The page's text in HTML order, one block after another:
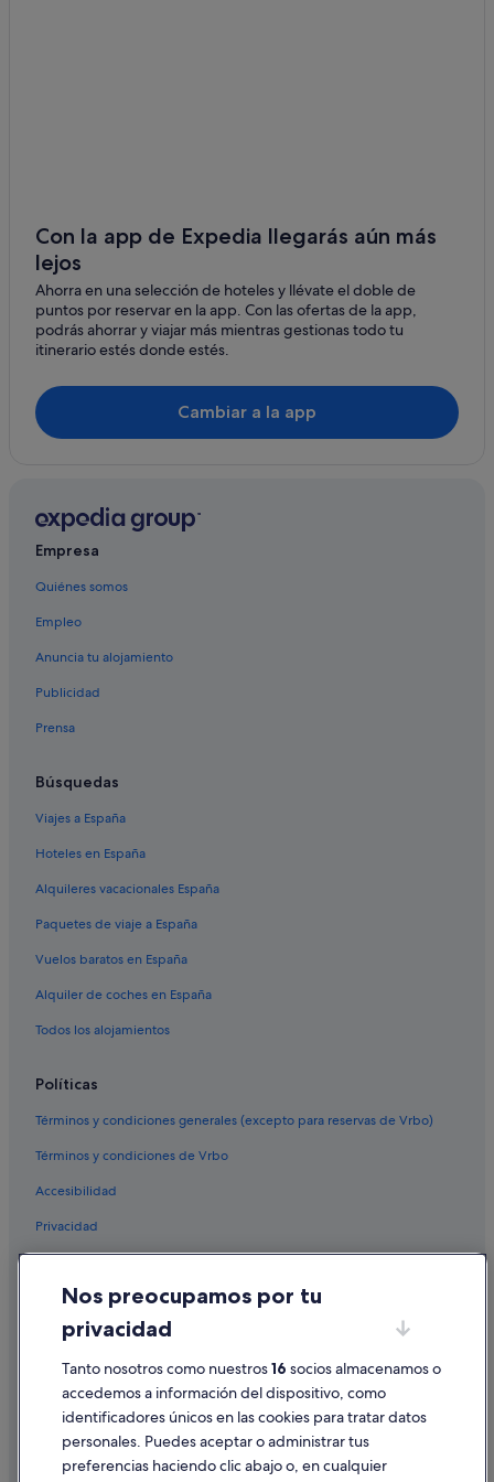
Apartoteles en Tavernes de la Valldigna
Chalets en Simat de Valldigna
Residences en Simat de Valldigna
Casas rurales en Barx
Pensiones en Xeraco
La Drova hoteles
B&B en Tavernes de la Valldigna
B&B en Simat de Valldigna
Pensiones en Simat de Valldigna
Con la app de Expedia llegarás aún más
lejos
Ahorra en una selección de hoteles y llévate el doble de
puntos por reservar en la app. Con las ofertas de la app,
podrás ahorrar y viajar más mientras gestionas todo tu
itinerario estés donde estés.
Cambiar a la app
Empresa
Quiénes somos
Empleo
Anuncia tu alojamiento
Publicidad
Prensa
Búsquedas
Viajes a España
Hoteles en España
Alquileres vacacionales España
Paquetes de viaje a España
Vuelos baratos en España
Alquiler de coches en España
Todos los alojamientos
Políticas
Términos y condiciones generales (excepto para reservas de Vrbo)
Términos y condiciones de Vrbo
Accesibilidad
Privacidad
Cookies
Condiciones de uso
Información legal/contacto
Pautas sobre el contenido y cómo denunciar contenido
Ayuda
Nos preocupamos por tu
privacidad
Tanto nosotros como nuestros16 socios almacenamos o
accedemos a información del dispositivo, como
identificadores únicos en las cookies para tratar datos
personales. Puedes aceptar o administrar tus
preferencias haciendo clic abajo o, en cualquier